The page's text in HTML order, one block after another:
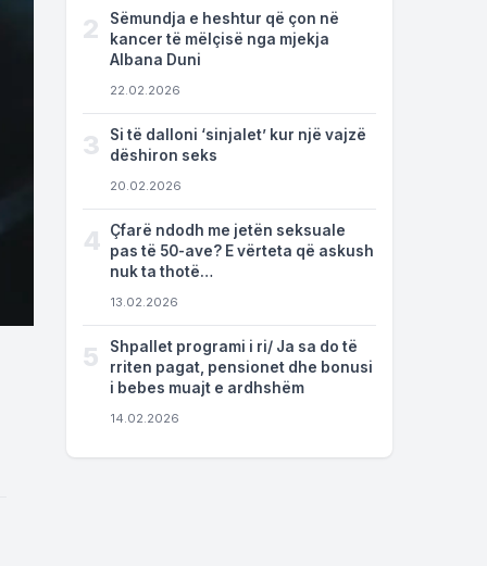
2
Sëmundja e heshtur që çon në
kancer të mëlçisë nga mjekja
Albana Duni
22.02.2026
3
Si të dalloni ‘sinjalet’ kur një vajzë
dëshiron seks
20.02.2026
4
Çfarë ndodh me jetën seksuale
pas të 50-ave? E vërteta që askush
nuk ta thotë…
13.02.2026
5
Shpallet programi i ri/ Ja sa do të
rriten pagat, pensionet dhe bonusi
i bebes muajt e ardhshëm
14.02.2026